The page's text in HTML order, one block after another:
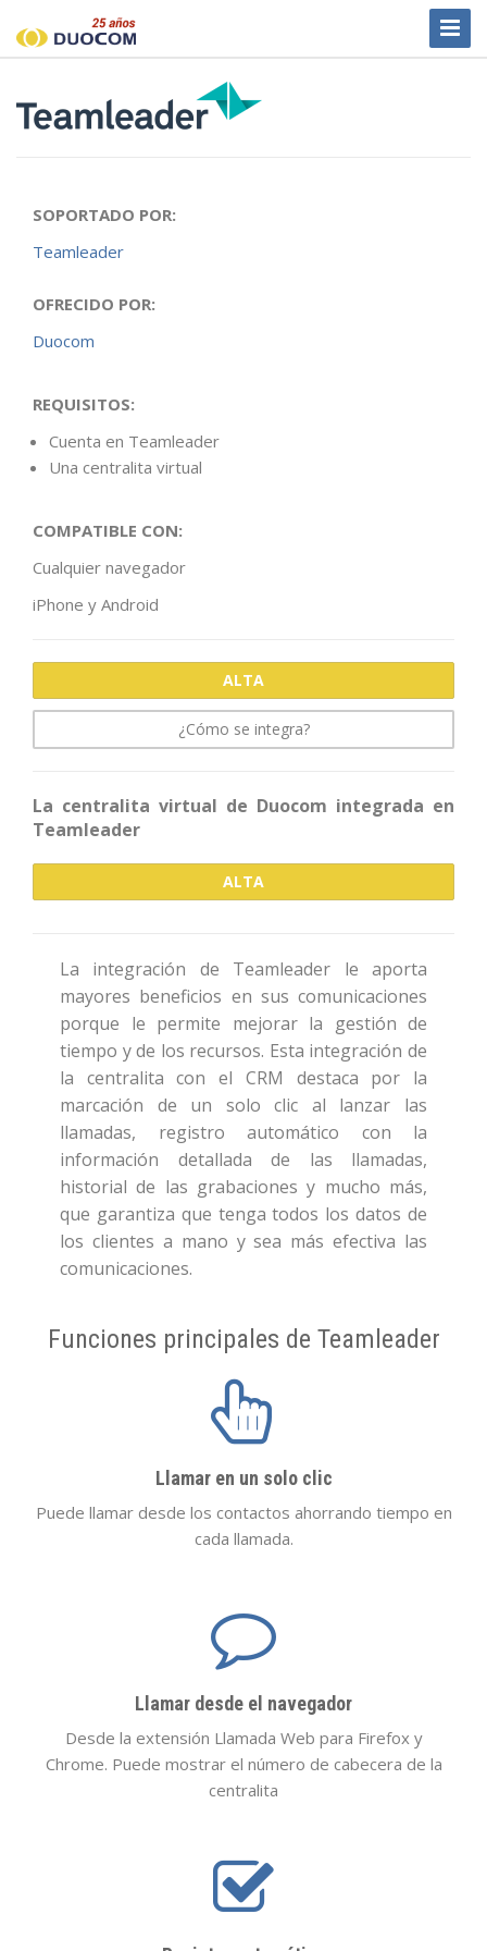
SOPORTADO POR:
Teamleader
OFRECIDO POR:
Duocom
REQUISITOS:
Cuenta en Teamleader
Una centralita virtual
COMPATIBLE CON:
Cualquier navegador
iPhone y Android
ALTA
¿Cómo se integra?
La centralita virtual de Duocom integrada en
Teamleader
ALTA
La integración de Teamleader le aporta
mayores beneficios en sus comunicaciones
porque le permite mejorar la gestión de
tiempo y de los recursos. Esta integración de
la centralita con el CRM destaca por la
marcación de un solo clic al lanzar las
llamadas, registro automático con la
información detallada de las llamadas,
historial de las grabaciones y mucho más,
que garantiza que tenga todos los datos de
los clientes a mano y sea más efectiva las
comunicaciones.
Funciones principales de Teamleader
Llamar en un solo clic
Puede llamar desde los contactos ahorrando tiempo en
cada llamada.
Llamar desde el navegador
Desde la extensión Llamada Web para Firefox y
Chrome. Puede mostrar el número de cabecera de la
centralita